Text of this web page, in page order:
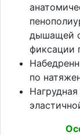
дышащей
фиксации
по